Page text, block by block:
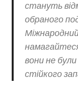
стануть
обраного
вони не
стійкого